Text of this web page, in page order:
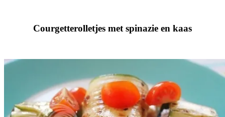
Courgetterolletjes met spinazie en kaas